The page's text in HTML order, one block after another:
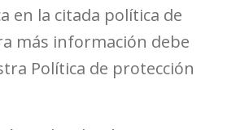
en la citada política de
más información debe
Política de protección